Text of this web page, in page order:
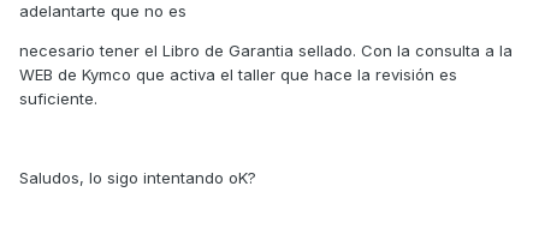
adelantarte que no es
necesario tener el Libro de Garantia sellado. Con la consulta a la
WEB de Kymco que activa el taller que hace la revisión es
suficiente.
Saludos, lo sigo intentando oK?